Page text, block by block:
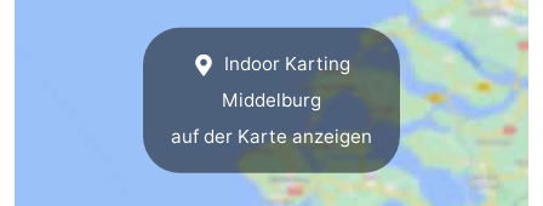
Indoor Karting
Middelburg
auf der Karte anzeigen